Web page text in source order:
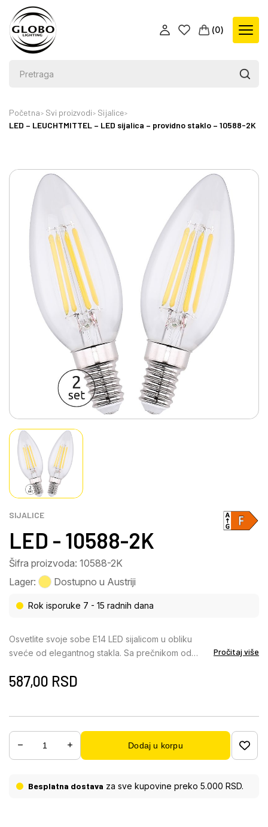
(0)
Početna Svi proizvodi
Sijalice
LED – LEUCHTMITTEL – LED sijalica – providno staklo – 10588-2K
SIJALICE
LED - 10588-2K
Šifra proizvoda: 10588-2K
Lager:
Dostupno u Austriji
Rok isporuke 7 - 15 radnih dana
Osvetlite svoje sobe E14 LED sijalicom u obliku
sveće od elegantnog stakla. Sa prečnikom od
izvor svetlosti se harmonično uklapa u bilo koju
lustere, stone i zidne lampe, ova LED sijalica pruža
prijatno osvetljenje u vašem domu. Pored
estetskog izgleda, ona se takođe odlikuje
Moderna LED tehnologija smanjuje potrošnju
Pročitaj više
587,00 RSD
Dodaj u korpu
Besplatna dostava za sve kupovine preko 5.000 RSD.